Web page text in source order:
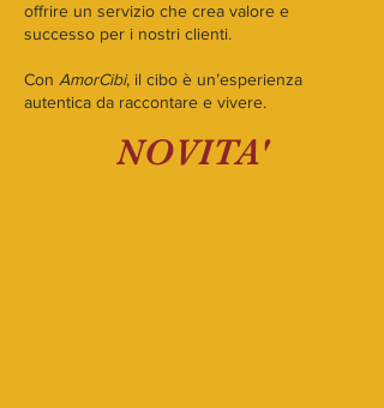
offrire un servizio che crea valore e
successo per i nostri clienti.
Con AmorCibi, il cibo è un’esperienza
autentica da raccontare e vivere.
NOVITA'